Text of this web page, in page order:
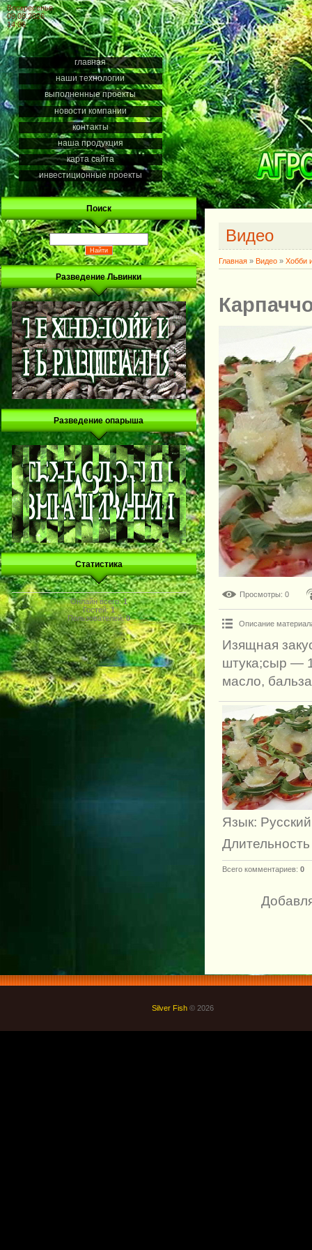
Воскресенье
09.08.2026
14:06
главная
наши технологии
выполненные проекты
новости компании
контакты
наша продукция
карта сайта
инвестиционные проекты
Поиск
Разведение Львинки
Разведение опарыша
Статистика
Онлайн всего:1
Гостей:1
Пользователей:0
Видео
Главная » Видео » Хобби
Просмотры: 0
Описание
Изящная
штука;сыр —
масло,
Язык: Русский
Всего комментариев: 0
Silver Fish © 2026